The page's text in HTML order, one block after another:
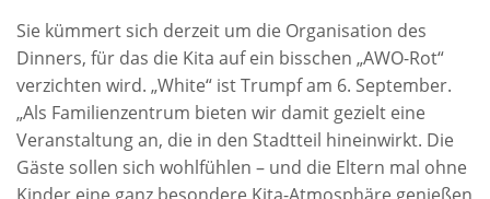
Sie kümmert sich derzeit um die Organisation des
Dinners, für das die Kita auf ein bisschen „AWO-Rot“
verzichten wird. „White“ ist Trumpf am 6. September.
„Als Familienzentrum bieten wir damit gezielt eine
Veranstaltung an, die in den Stadtteil hineinwirkt. Die
Gäste sollen sich wohlfühlen – und die Eltern mal ohne